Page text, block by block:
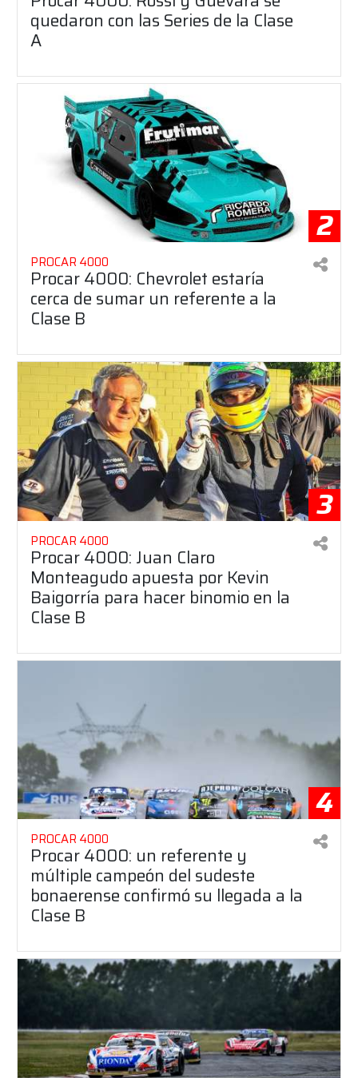
quedaron con las Series de la Clase
A
2
PROCAR 4000
Procar 4000: Chevrolet estaría
cerca de sumar un referente a la
Clase B
3
PROCAR 4000
Procar 4000: Juan Claro
Monteagudo apuesta por Kevin
Baigorría para hacer binomio en la
Clase B
4
PROCAR 4000
Procar 4000: un referente y
múltiple campeón del sudeste
bonaerense confirmó su llegada a la
Clase B